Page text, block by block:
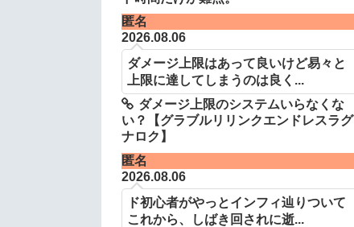
匿名
2026.08.06
ダメージ上限はあって良いけど易々と
上限に達してしまうのは良く...
ダメージ上限のシステムいらなくな
い？【グラブルリリンクエンドレスラグ
ナロク】
匿名
2026.08.06
ド初心者がやっとインフィ辿りついて
これから、しばき回されに逝...